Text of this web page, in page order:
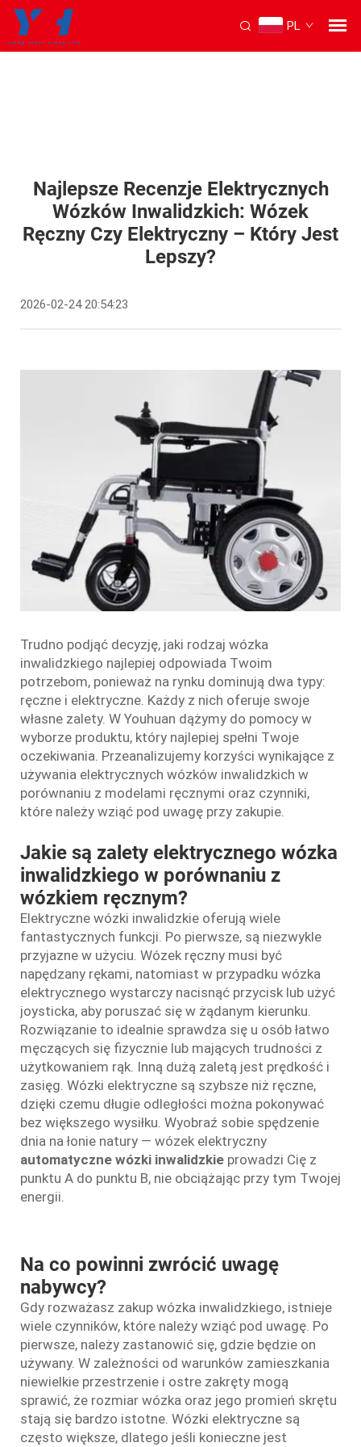
PL
Najlepsze Recenzje Elektrycznych
Wózków Inwalidzkich: Wózek
Ręczny Czy Elektryczny – Który Jest
Lepszy?
2026-02-24 20:54:23
Trudno podjąć decyzję, jaki rodzaj wózka
inwalidzkiego najlepiej odpowiada Twoim
potrzebom, ponieważ na rynku dominują dwa typy:
ręczne i elektryczne. Każdy z nich oferuje swoje
własne zalety. W Youhuan dążymy do pomocy w
wyborze produktu, który najlepiej spełni Twoje
oczekiwania. Przeanalizujemy korzyści wynikające z
używania elektrycznych wózków inwalidzkich w
porównaniu z modelami ręcznymi oraz czynniki,
które należy wziąć pod uwagę przy zakupie.
Jakie są zalety elektrycznego wózka
inwalidzkiego w porównaniu z
wózkiem ręcznym?
Elektryczne wózki inwalidzkie oferują wiele
fantastycznych funkcji. Po pierwsze, są niezwykle
przyjazne w użyciu. Wózek ręczny musi być
napędzany rękami, natomiast w przypadku wózka
elektrycznego wystarczy nacisnąć przycisk lub użyć
joysticka, aby poruszać się w żądanym kierunku.
Rozwiązanie to idealnie sprawdza się u osób łatwo
męczących się fizycznie lub mających trudności z
użytkowaniem rąk. Inną dużą zaletą jest prędkość i
zasięg. Wózki elektryczne są szybsze niż ręczne,
dzięki czemu długie odległości można pokonywać
bez większego wysiłku. Wyobraź sobie spędzenie
dnia na łonie natury — wózek elektryczny
automatyczne wózki inwalidzkie prowadzi Cię z
punktu A do punktu B, nie obciążając przy tym Twojej
energii.
Na co powinni zwrócić uwagę
nabywcy?
Gdy rozważasz zakup wózka inwalidzkiego, istnieje
wiele czynników, które należy wziąć pod uwagę. Po
pierwsze, należy zastanowić się, gdzie będzie on
używany. W zależności od warunków zamieszkania
niewielkie przestrzenie i ostre zakręty mogą
sprawić, że rozmiar wózka oraz jego promień skrętu
stają się bardzo istotne. Wózki elektryczne są
często większe, dlatego jeśli konieczne jest